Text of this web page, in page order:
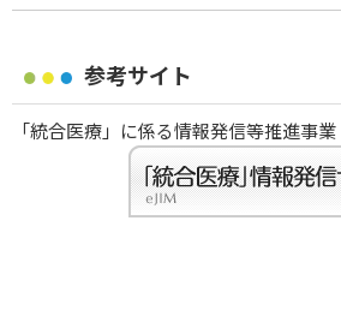
参考サイト
「統合医療」に係る情報発信等推進事業